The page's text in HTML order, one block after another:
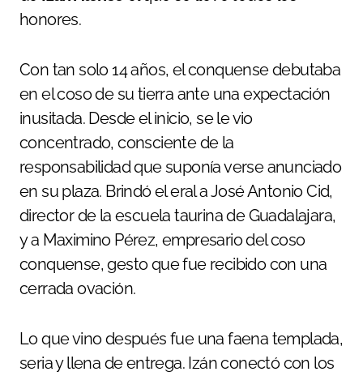
honores.
Con tan solo 14 años, el conquense debutaba
en el coso de su tierra ante una expectación
inusitada. Desde el inicio, se le vio
concentrado, consciente de la
responsabilidad que suponía verse anunciado
en su plaza. Brindó el eral a José Antonio Cid,
director de la escuela taurina de Guadalajara,
y a Maximino Pérez, empresario del coso
conquense, gesto que fue recibido con una
cerrada ovación.
Lo que vino después fue una faena templada,
seria y llena de entrega. Izán conectó con los